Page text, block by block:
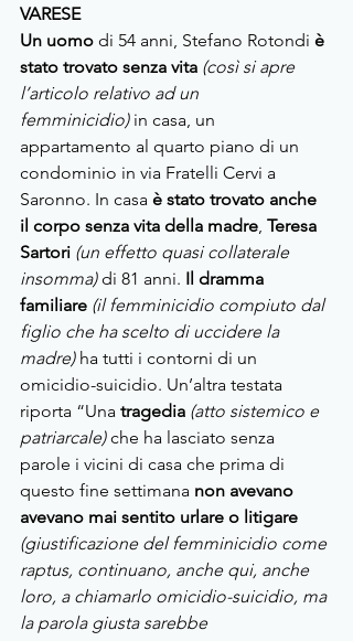
VARESE
Un uomo di 54 anni, Stefano Rotondi è
stato trovato senza vita (così si apre
l’articolo relativo ad un
femminicidio) in casa, un
appartamento al quarto piano di un
condominio in via Fratelli Cervi a
Saronno. In casa è stato trovato anche
il corpo senza vita della madre, Teresa
Sartori (un effetto quasi collaterale
insomma) di 81 anni. Il dramma
familiare (il femminicidio compiuto dal
figlio che ha scelto di uccidere la
madre) ha tutti i contorni di un
omicidio-suicidio. Un’altra testata
riporta “Una tragedia (atto sistemico e
patriarcale) che ha lasciato senza
parole i vicini di casa che prima di
questo fine settimana non avevano
avevano mai sentito urlare o litigare
(giustificazione del femminicidio come
raptus, continuano, anche qui, anche
loro, a chiamarlo omicidio-suicidio, ma
la parola giusta sarebbe